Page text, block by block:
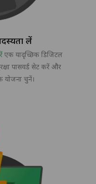
लें
एक यादृच्छिक डिजिटल
पासवर्ड सेट करें और
चुनें।